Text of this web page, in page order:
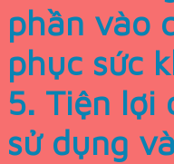
phần vào
phục sức
5. Tiện lợi
sử dụng